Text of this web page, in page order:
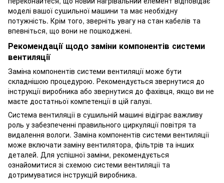
моделі вашої сушильної машини та має необхідну
потужність. Крім того, зверніть увагу на стан кабелів та
впевніться, що вони не пошкоджені.
Рекомендації щодо заміни компонентів системи
вентиляції
Заміна компонентів системи вентиляції може бути
складнішою процедурою. Рекомендується звернутися до
інструкції виробника або звернутися до фахівця, якщо ви не
маєте достатньої компетенції в цій галузі.
Система вентиляції в сушильній машині відіграє важливу
роль у забезпеченні правильного циркуляції повітря та
видалення вологи. Заміна компонентів системи вентиляції
може включати заміну вентилятора, фільтрів та інших
деталей. Для успішної заміни, рекомендується
ознайомитися зі схемою системи вентиляції та
дотримуватися інструкцій виробника.